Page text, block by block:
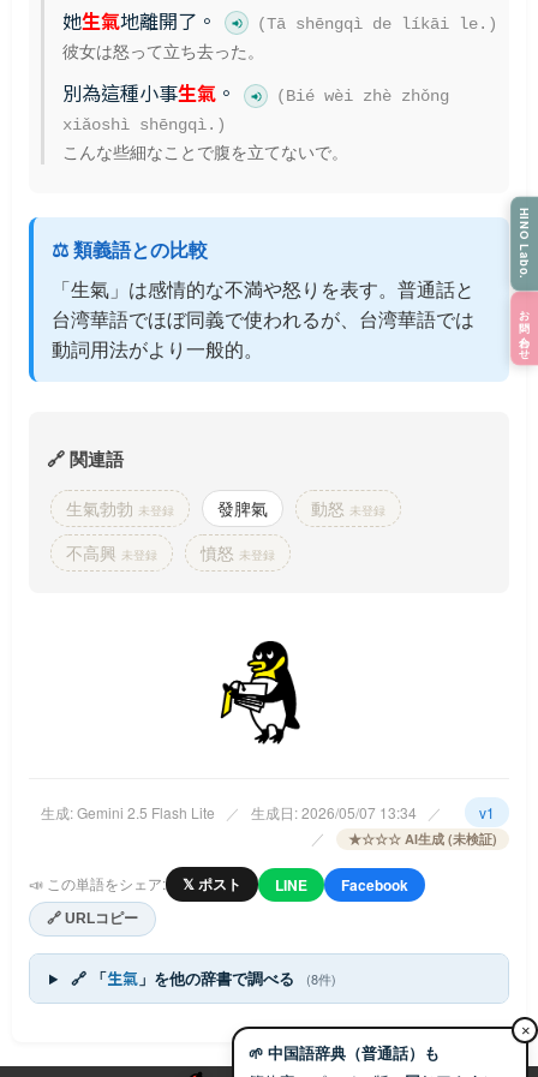
她生氣地離開了。 (Tā shēngqì de líkāi le.)
彼女は怒って立ち去った。
別為這種小事生氣 。
(Bié wèi zhè zhǒng
xiǎoshì shēngqì.)
こんな些細なことで腹を立てないで。
⚖️ 類義語との比較
「生氣」は感情的な不満や怒りを表す。普通話と
台湾華語でほぼ同義で使われるが、台湾華語では
動詞用法がより一般的。
🔗 関連語
生氣勃勃 未登録 發脾氣 動怒 未登録
不高興 未登録 憤怒 未登録
生成: Gemini 2.5 Flash Lite ／ 生成日: 2026/05/07 13:34 ／
v1
／
★☆☆☆ AI生成 (未検証)
📣 この単語をシェア: 𝕏 ポスト LINE Facebook
🔗 URLコピー
🔗 「生氣」を他の辞書で調べる (8件)
HINO Labo.
お問い合わせ
×
🌱 中国語辞典（普通話）も